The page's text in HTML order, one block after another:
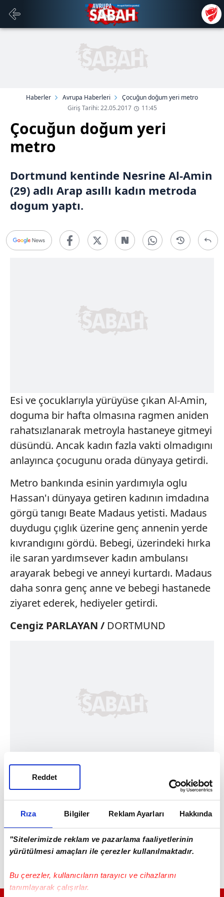
Rıza Bilgiler Reklam Ayarları Hakkında
"Sitelerimizde reklam ve pazarlama faaliyetlerinin
yürütülmesi amaçları ile çerezler kullanılmaktadır.
Bu çerezler, kullanıcıların tarayıcı ve cihazlarını
tanımlayarak çalışırlar.
Reddet
Haberler Avrupa Haberleri
Çocuğun doğum yeri metro
Giriş Tarihi: 22.05.2017
11:45
Çocuğun doğum yeri
metro
Dortmund kentinde Nesrine Al-Amin
(29) adlı Arap asıllı kadın metroda
dogum yaptı.
Esi ve çocuklarıyla yürüyüse çıkan Al-Amin,
doguma bir hafta olmasına ragmen aniden
rahatsızlanarak metroyla hastaneye gitmeyi
düsündü. Ancak kadın fazla vakti olmadıgını
anlayınca çocugunu orada dünyaya getirdi.
Metro bankında esinin yardımıyla oglu
Hassan'ı dünyaya getiren kadının imdadına
görgü tanıgı Beate Madaus yetisti. Madaus
duydugu çıglık üzerine genç annenin yerde
kıvrandıgını gördü. Bebegi, üzerindeki hırka
ile saran yardımsever kadın ambulansı
arayarak bebegi ve anneyi kurtardı. Madaus
daha sonra genç anne ve bebegi hastanede
ziyaret ederek, hediyeler getirdi.
Cengiz PARLAYAN / DORTMUND